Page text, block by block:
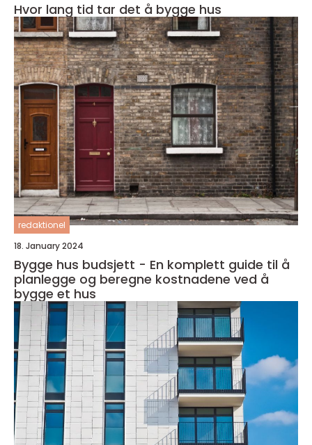
Hvor lang tid tar det å bygge hus
redaktionel
18. January 2024
Bygge hus budsjett - En komplett guide til å
planlegge og beregne kostnadene ved å
bygge et hus